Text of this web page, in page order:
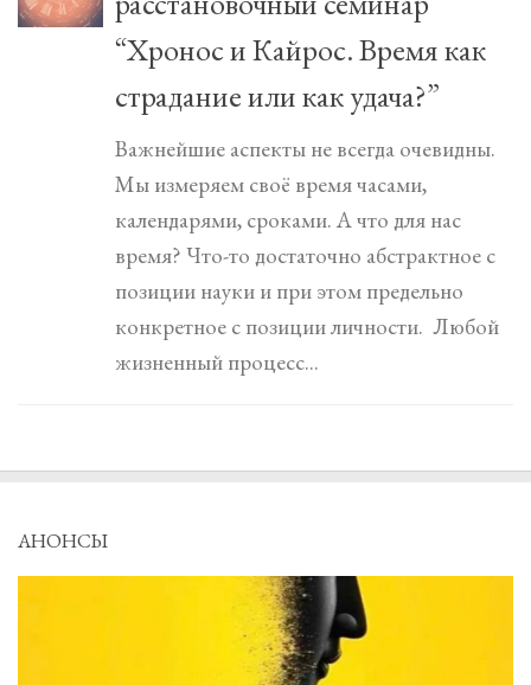
“Хронос и Кайрос. Время как
страдание или как удача?”
Важнейшие аспекты не всегда очевидны.
Мы измеряем своё время часами,
календарями, сроками. А что для нас
время? Что-то достаточно абстрактное с
позиции науки и при этом предельно
конкретное с позиции личности. Любой
жизненный процесс...
АНОНСЫ